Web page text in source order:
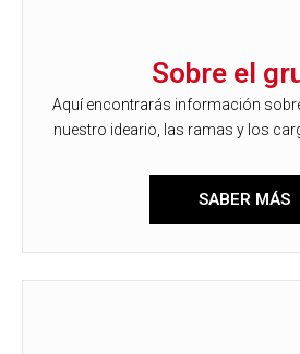
Sobre el
Aquí encontrarás información
nuestro ideario, las ramas y los
SABER MÁS